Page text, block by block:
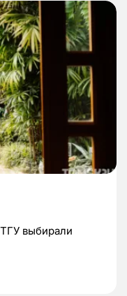
выбирали